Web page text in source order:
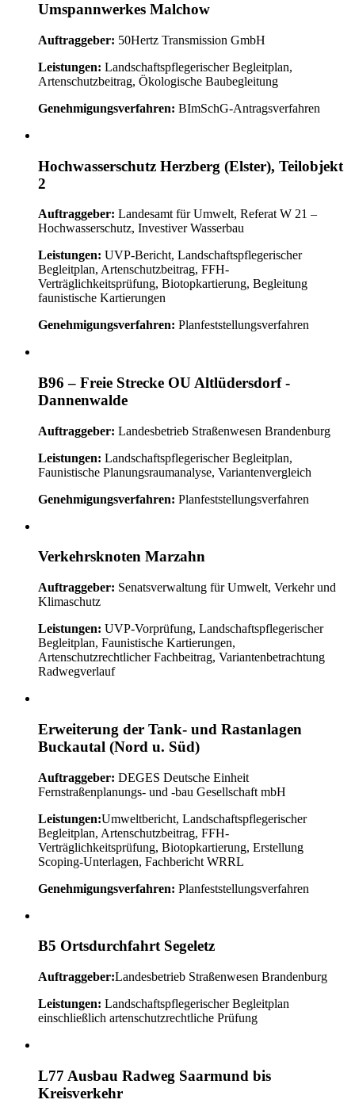
Umspannwerkes Malchow
Auftraggeber: 50Hertz Transmission GmbH
Leistungen: Landschaftspflegerischer Begleitplan,
Artenschutzbeitrag, Ökologische Baubegleitung
Genehmigungsverfahren: BImSchG-Antragsverfahren
Hochwasserschutz Herzberg (Elster), Teilobjekt
2
Auftraggeber: Landesamt für Umwelt, Referat W 21 –
Hochwasserschutz, Investiver Wasserbau
Leistungen: UVP-Bericht, Landschaftspflegerischer
Begleitplan, Artenschutzbeitrag, FFH-
Verträglichkeitsprüfung, Biotopkartierung, Begleitung
faunistische Kartierungen
Genehmigungsverfahren: Planfeststellungsverfahren
B96 – Freie Strecke OU Altlüdersdorf -
Dannenwalde
Auftraggeber: Landesbetrieb Straßenwesen Brandenburg
Leistungen: Landschaftspflegerischer Begleitplan,
Faunistische Planungsraumanalyse, Variantenvergleich
Genehmigungsverfahren: Planfeststellungsverfahren
Verkehrsknoten Marzahn
Auftraggeber: Senatsverwaltung für Umwelt, Verkehr und
Klimaschutz
Leistungen: UVP-Vorprüfung, Landschaftspflegerischer
Begleitplan, Faunistische Kartierungen,
Artenschutzrechtlicher Fachbeitrag, Variantenbetrachtung
Radwegverlauf
Erweiterung der Tank- und Rastanlagen
Buckautal (Nord u. Süd)
Auftraggeber: DEGES Deutsche Einheit
Fernstraßenplanungs- und -bau Gesellschaft mbH
Leistungen:Umweltbericht, Landschaftspflegerischer
Begleitplan, Artenschutzbeitrag, FFH-
Verträglichkeitsprüfung, Biotopkartierung, Erstellung
Scoping-Unterlagen, Fachbericht WRRL
Genehmigungsverfahren: Planfeststellungsverfahren
B5 Ortsdurchfahrt Segeletz
Auftraggeber:Landesbetrieb Straßenwesen Brandenburg
Leistungen: Landschaftspflegerischer Begleitplan
einschließlich artenschutzrechtliche Prüfung
L77 Ausbau Radweg Saarmund bis
Kreisverkehr